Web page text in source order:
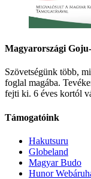
Magyarországi
Szövetségünk több,
foglal magába.
fejti ki. 6 éves kortól
Támogatóink
Hakutsuru
Globeland
Magyar Budo
Hunor